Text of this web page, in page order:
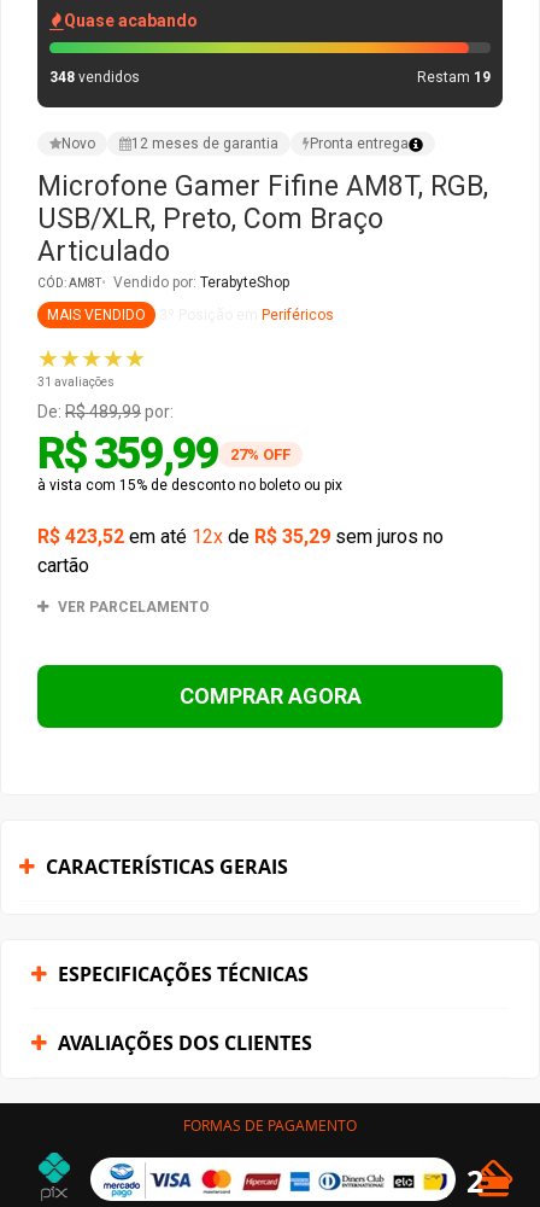
Quase acabando
348 vendidos Restam 19
Novo 12 meses de garantia Pronta entrega
Microfone Gamer Fifine AM8T, RGB,
USB/XLR, Preto, Com Braço
Articulado
CÓD: AM8T Vendido por: TerabyteShop
MAIS VENDIDO
Periféricos
★★★★★
31 avaliações
De: R$ 489,99por:
R$ 359,99 27% OFF
à vista com 15% de desconto no boleto ou pix
R$ 423,52 em até 12x de R$ 35,29 sem juros no
cartão
VER PARCELAMENTO
COMPRAR AGORA
CARACTERÍSTICAS GERAIS
ESPECIFICAÇÕES TÉCNICAS
AVALIAÇÕES DOS CLIENTES
FORMAS DE PAGAMENTO
Gabinete Liketec
Fonte Thermaltake
Ver Todos